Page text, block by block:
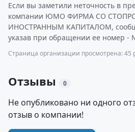
Если вы заметили неточность в
компании ЮМО ФИРМА СО
ИНОСТРАННЫМ КАПИТАЛОМ,
указав при обращении ее номер -
Страница организации просмотрена: 45
Отзывы 0
Не опубликовано ни одного
отзыв о компании!